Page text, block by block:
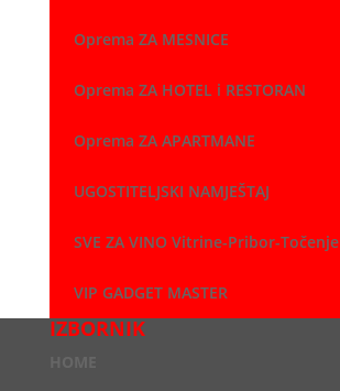
Oprema ZA MESNICE
Oprema ZA HOTEL i RESTORAN
Oprema ZA APARTMANE
UGOSTITELJSKI NAMJEŠTAJ
SVE ZA VINO Vitrine-Pribor-Točenje
VIP GADGET MASTER
IZBORNIK